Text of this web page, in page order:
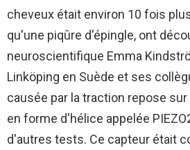
cheveux était environ 10 fois
qu'une piqûre d'épingle, ont
neuroscientifique Emma
Linköping en Suède et ses
causée par la traction repose
en forme d'hélice appelée
d'autres tests. Ce capteur était